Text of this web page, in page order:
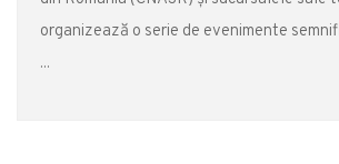
organizează o serie de evenimente
...